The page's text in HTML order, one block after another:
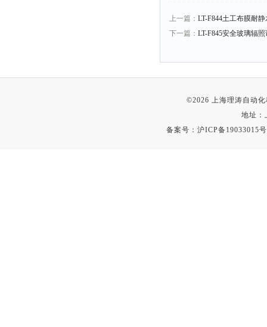
上一篇： LT-F844土工布膜耐
下一篇： LT-F845安全玻璃辐
©2026 上海理涛自动
地址：
备案号： 沪ICP备19033015